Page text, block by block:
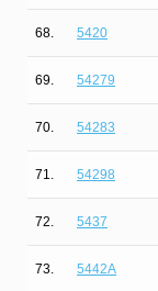
68. 5420
69. 54279
70. 54283
71. 54298
72. 5437
73. 5442A